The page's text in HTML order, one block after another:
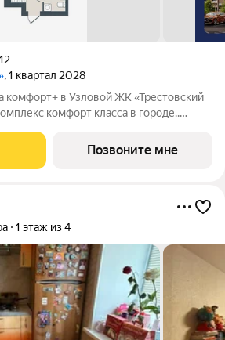
12
, 1 квартал 2028
комфорт+ в Узловой ЖК «Трестовский
дом выполнен в современном стиле, с
Позвоните мне
1 этаж из 4